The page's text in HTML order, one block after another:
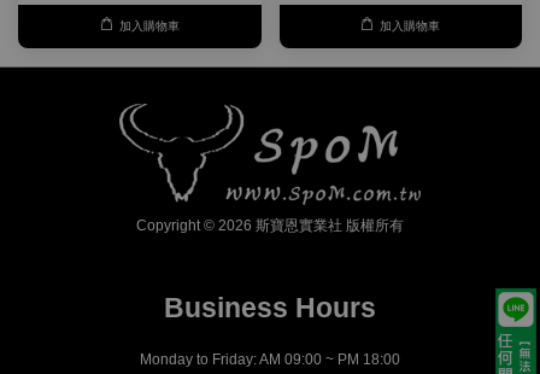
加入購物車 加入購物車
Copyright © 2026 斯寶恩實業社 版權所有
Business Hours
Monday to Friday: AM 09:00 ~ PM 18:00